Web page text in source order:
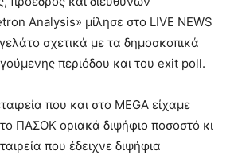
Analysis» μίλησε στο LIVE NEWS
σχετικά με τα δημοσκοπικά
περιόδου και του exit poll.
που και στο MEGA είχαμε
ΠΑΣΟΚ οριακά διψήφιο ποσοστό κι
που έδειχνε διψήφια